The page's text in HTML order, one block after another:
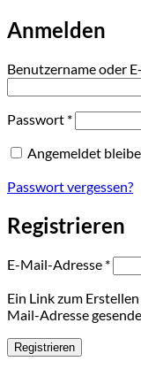
Anmelden
Benutzername oder
Passwort *
Angemeldet
Passwort vergessen?
Registrieren
E-Mail-Adresse *
Ein Link zum
Mail-Adresse
Registrieren